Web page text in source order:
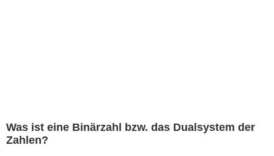
Was ist eine Binärzahl bzw. das Dualsystem der
Zahlen?